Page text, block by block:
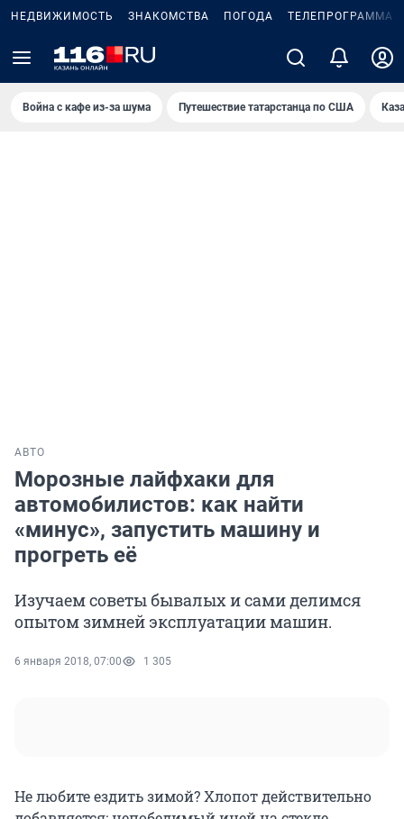
НЕДВИЖИМОСТЬ ЗНАКОМСТВА ПОГОДА ТЕЛЕПРОГРАММА
Война с кафе из-за шума Путешествие татарстанца по США
АВТО
Морозные лайфхаки для
автомобилистов: как найти
«минус», запустить машину и
прогреть её
Изучаем советы бывалых и сами делимся
опытом зимней эксплуатации машин.
6 января 2018, 07:00 1 305
Не любите ездить зимой? Хлопот действительно